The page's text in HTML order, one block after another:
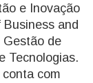
e Inovação
and
Gestão de
Tecnologias.
com